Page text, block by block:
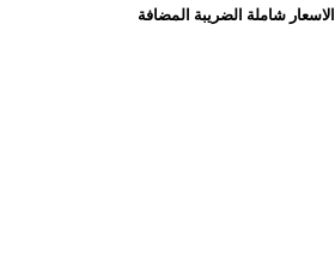
الاسعار شاملة الضريبة المضافة